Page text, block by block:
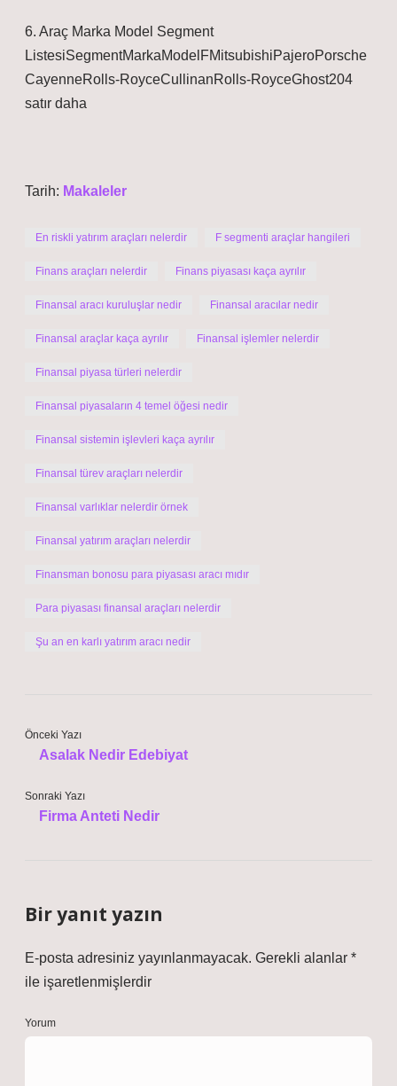
6. Araç Marka Model Segment
ListesiSegmentMarkaModelFMitsubishiPajeroPorsche
CayenneRolls-RoyceCullinanRolls-RoyceGhost204
satır daha
Tarih: Makaleler
En riskli yatırım araçları nelerdir F segmenti araçlar hangileri
Finans araçları nelerdir Finans piyasası kaça ayrılır
Finansal aracı kuruluşlar nedir Finansal aracılar nedir
Finansal araçlar kaça ayrılır Finansal işlemler nelerdir
Finansal piyasa türleri nelerdir
Finansal piyasaların 4 temel öğesi nedir
Finansal sistemin işlevleri kaça ayrılır
Finansal türev araçları nelerdir
Finansal varlıklar nelerdir örnek
Finansal yatırım araçları nelerdir
Finansman bonosu para piyasası aracı mıdır
Para piyasası finansal araçları nelerdir
Şu an en karlı yatırım aracı nedir
Önceki Yazı
Asalak Nedir Edebiyat
Sonraki Yazı
Firma Anteti Nedir
Bir yanıt yazın
E-posta adresiniz yayınlanmayacak. Gerekli alanlar *
ile işaretlenmişlerdir
Yorum